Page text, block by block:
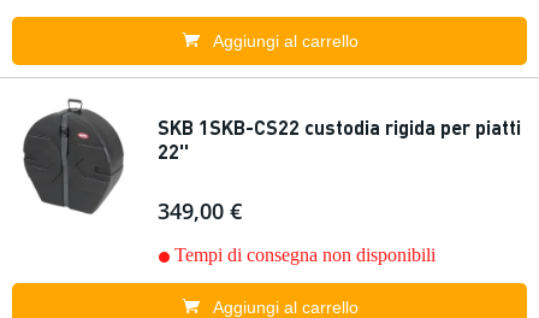
Aggiungi al carrello
SKB 1SKB-CS22 custodia rigida per piatti
22''
349,00 €
Tempi di consegna non disponibili
Aggiungi al carrello